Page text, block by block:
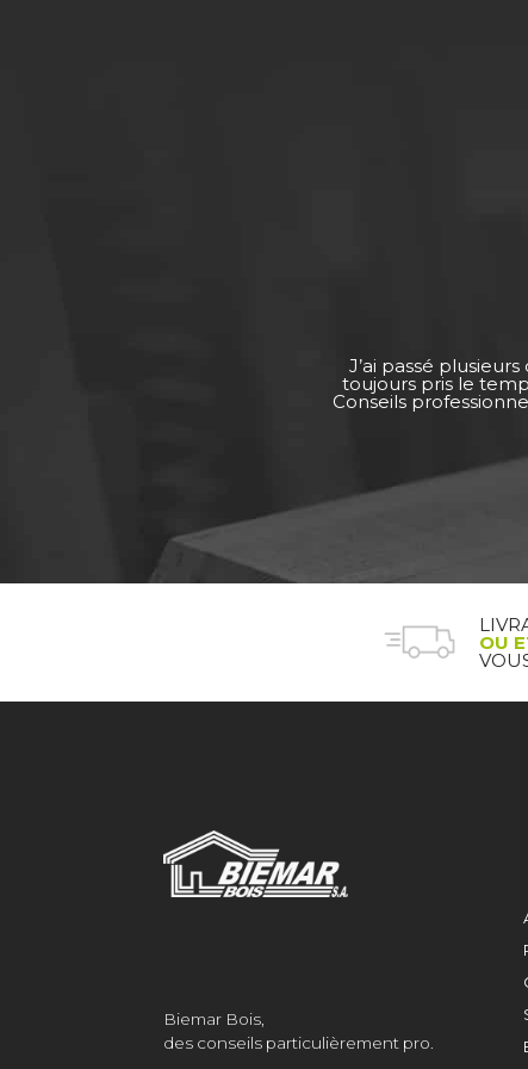
J’ai passé
toujours pris le
Conseils
OU
Biemar Bois,
des conseils particulièrement pro.